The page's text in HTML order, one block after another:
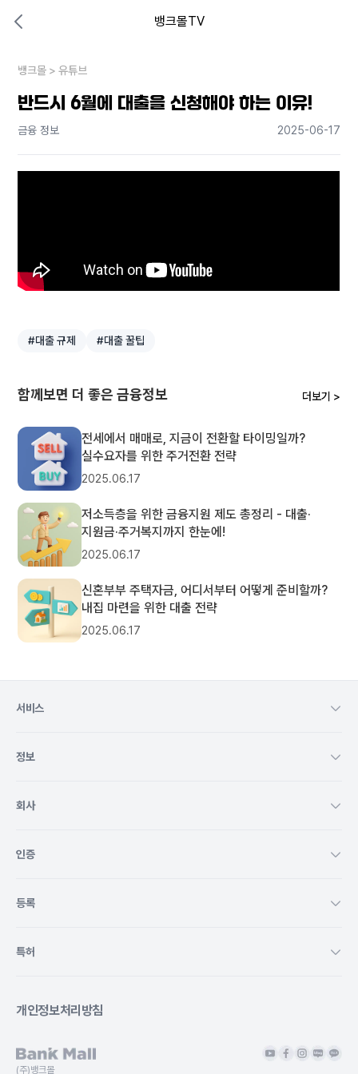
뱅크몰TV
내 상황엔 어떤 방법이 있을까?
뱅크몰 >유튜브
반드시 6월에 대출을 신청해야 하는 이유!
금융 정보 2025-06-17
#대출 규제 #대출 꿀팁
함께보면 더 좋은 금융정보 더보기 >
전세에서 매매로, 지금이 전환할 타이밍일까?
실수요자를 위한 주거전환 전략
2025.06.17
저소득층을 위한 금융지원 제도 총정리 - 대출·
지원금·주거복지까지 한눈에!
2025.06.17
신혼부부 주택자금, 어디서부터 어떻게 준비할까?
내집 마련을 위한 대출 전략
2025.06.17
서비스
정보
회사
인증
등록
특허
개인정보처리방침
(주)뱅크몰